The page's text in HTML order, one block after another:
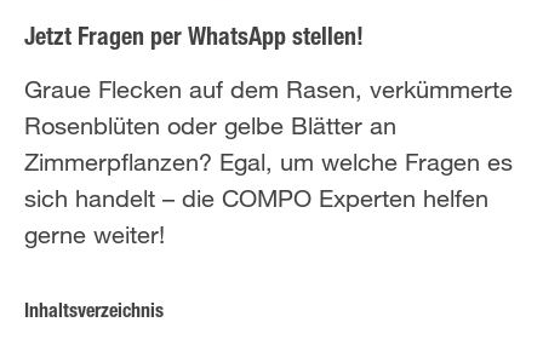
Jetzt Fragen per WhatsApp stellen!
Graue Flecken auf dem Rasen, verkümmerte
Rosenblüten oder gelbe Blätter an
Zimmerpflanzen? Egal, um welche Fragen es
sich handelt – die COMPO Experten helfen
gerne weiter!
Inhaltsverzeichnis